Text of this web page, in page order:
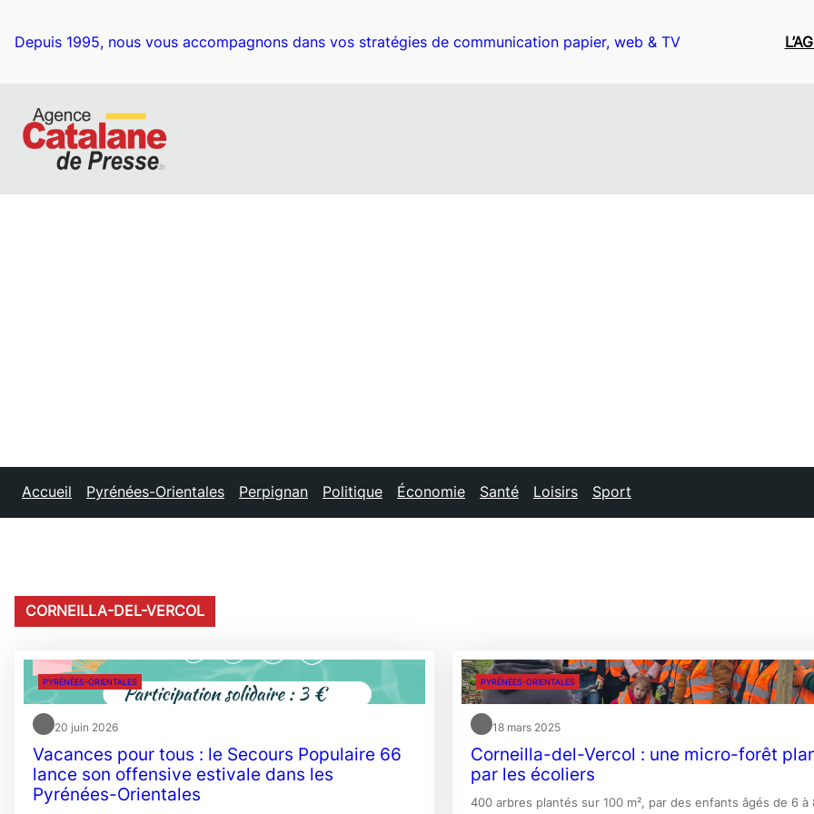
contenu
Depuis 1995, nous vous accompagnons dans vos stratégies de communication papier, web & TV
Accueil Pyrénées-Orientales Perpignan Politique Économie Santé Loisirs Sport
CORNEILLA-DEL-VERCOL
PYRÉNÉES-ORIENTALES
20 juin 2026
Vacances pour tous : le Secours Populaire 66
lance son offensive estivale dans les
Pyrénées-Orientales
PYRÉNÉES-ORIENTALES
18 mars 2025
Corneilla-del-Vercol : une micro-forêt
par les écoliers
400 arbres plantés sur 100 m², par des enfants âgés de 6 à